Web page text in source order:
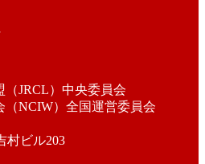
（JRCL）中央委員会
（NCIW）全国運営委員会
村ビル203